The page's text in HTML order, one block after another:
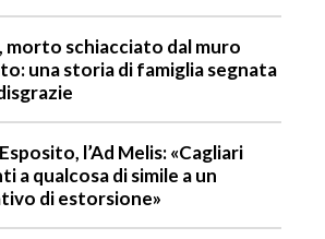
morto schiacciato dal muro
una storia di famiglia segnata
l’Ad Melis: «Cagliari
a qualcosa di simile a un
di estorsione»